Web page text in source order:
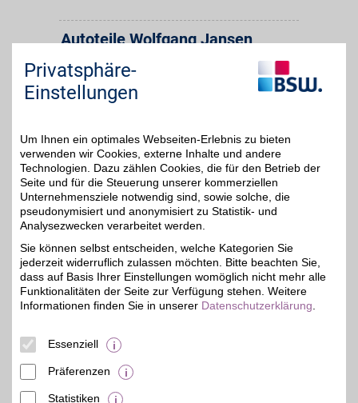
48,9 km
8%
Autoteile Wolfgang Jansen
Am Hammerwerk 18
Grevenbroich
Auf Karte anzeigen
baum-bmwshop24.de
Für Ihren BMW, Mini oder
Ihr BMW-Motorrad. Von
praktischen Accessoires
Original-Ersatzteilen
finden Sie alles für
Komfort, Pflege und
Fahrfreude. So ist Ihr
Fahrzeug bestens
ausgestattet und
Privatsphäre-
Einstellungen
Um Ihnen ein optimales Webseiten-Erlebnis zu bieten
verwenden wir Cookies, externe Inhalte und andere
Technologien. Dazu zählen Cookies, die für den Betrieb der
Seite und für die Steuerung unserer kommerziellen
Unternehmensziele notwendig sind, sowie solche, die
pseudonymisiert und anonymisiert zu Statistik- und
Analysezwecken verarbeitet werden.
Sie können selbst entscheiden, welche Kategorien Sie
jederzeit widerruflich zulassen möchten. Bitte beachten Sie,
dass auf Basis Ihrer Einstellungen womöglich nicht mehr alle
Funktionalitäten der Seite zur Verfügung stehen. Weitere
Informationen finden Sie in unserer Datenschutzerklärung
Essenziell
Präferenzen
Statistiken